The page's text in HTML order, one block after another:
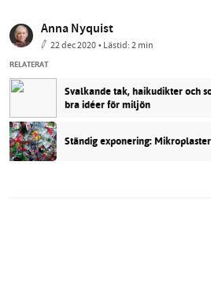
Anna Nyquist
22 dec 2020• Lästid:2 min
RELATERAT
Svalkande tak, haikudikter och
bra idéer för miljön
Ständig exponering: